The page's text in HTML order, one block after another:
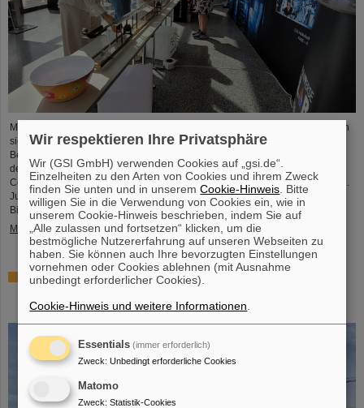
Mit einem breiten Angebot an Informationen und Zukunftsperspektiven haben
sich das GSI Helmholtzzentrum für Schwerionenforschung und das künftige
Beschleunigerzentrum FAIR, das derzeit bei GSI in Darmstadt entsteht, an
dem internationalen Innovationskongress „Curious – Future Inside
Conference“ beteiligt. Die interdisziplinäre Veranstaltung fand vom 10. bis 11.
Juli in der Rheingoldhalle in Mainz statt und zog zahlreiche renommierte
Bildungsinstitutionen, Forschungseinrichtungen und...
Mehr »
Förderung und Erhalt von Technologie-Knowhow durch
Commonwealth Fusion Systems besuchen GSI
Wir respektieren Ihre Privatsphäre
Wir (GSI GmbH) verwenden Cookies auf „gsi.de“.
Einzelheiten zu den Arten von Cookies und ihrem Zweck
finden Sie unten und in unseremCookie-Hinweis . Bitte
willigen Sie in die Verwendung von Cookies ein, wie in
unserem Cookie-Hinweis beschrieben, indem Sie auf
„Alle zulassen und fortsetzen“ klicken, um die
bestmögliche Nutzererfahrung auf unseren Webseiten zu
haben. Sie können auch Ihre bevorzugten Einstellungen
vornehmen oder Cookies ablehnen (mit Ausnahme
unbedingt erforderlicher Cookies).
Cookie-Hinweis und weitere Informationen
Essentials (immer erforderlich)
Zweck: Unbedingt erforderliche Cookies
Matomo
Zweck: Statistik-Cookies